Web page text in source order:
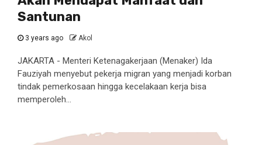
Santunan
3 years ago Akol
JAKARTA - Menteri Ketenagakerjaan (Menaker) Ida
Fauziyah menyebut pekerja migran yang menjadi korban
tindak pemerkosaan hingga kecelakaan kerja bisa
memperoleh...